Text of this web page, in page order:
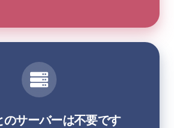
のサーバーは不要です